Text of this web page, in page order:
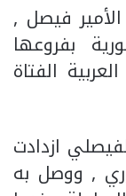
فيصل ,
بفروعها
الفتاة
ازدادت
, ووصل به